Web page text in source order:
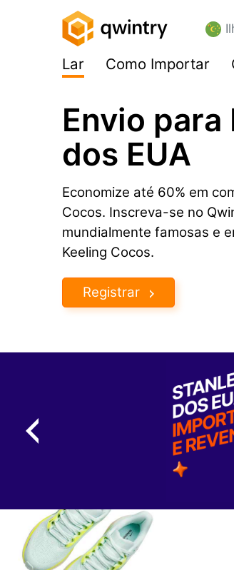
Lar Como Importar
Envio
dos EUA
Economize até 60% em
Cocos. Inscreva-se no
mundialmente famosas e
Keeling Cocos.
Registrar